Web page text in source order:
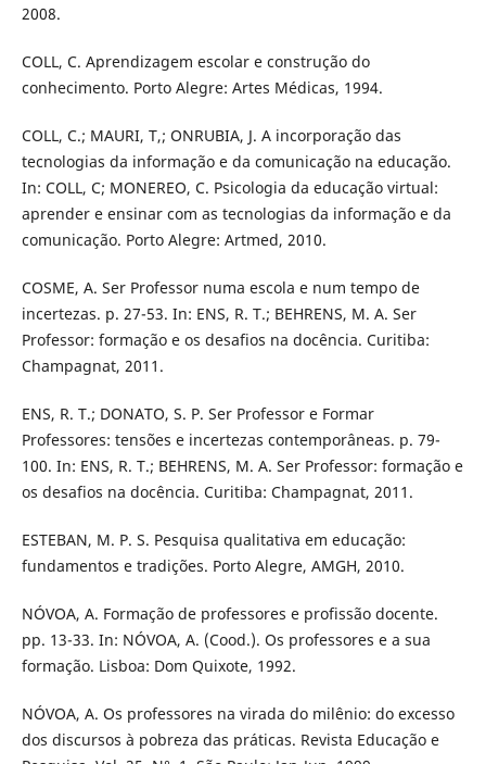
2008.
COLL, C. Aprendizagem escolar e construção do
conhecimento. Porto Alegre: Artes Médicas, 1994.
COLL, C.; MAURI, T,; ONRUBIA, J. A incorporação das
tecnologias da informação e da comunicação na educação.
In: COLL, C; MONEREO, C. Psicologia da educação virtual:
aprender e ensinar com as tecnologias da informação e da
comunicação. Porto Alegre: Artmed, 2010.
COSME, A. Ser Professor numa escola e num tempo de
incertezas. p. 27-53. In: ENS, R. T.; BEHRENS, M. A. Ser
Professor: formação e os desafios na docência. Curitiba:
Champagnat, 2011.
ENS, R. T.; DONATO, S. P. Ser Professor e Formar
Professores: tensões e incertezas contemporâneas. p. 79-
100. In: ENS, R. T.; BEHRENS, M. A. Ser Professor: formação e
os desafios na docência. Curitiba: Champagnat, 2011.
ESTEBAN, M. P. S. Pesquisa qualitativa em educação:
fundamentos e tradições. Porto Alegre, AMGH, 2010.
NÓVOA, A. Formação de professores e profissão docente.
pp. 13-33. In: NÓVOA, A. (Cood.). Os professores e a sua
formação. Lisboa: Dom Quixote, 1992.
NÓVOA, A. Os professores na virada do milênio: do excesso
dos discursos à pobreza das práticas. Revista Educação e